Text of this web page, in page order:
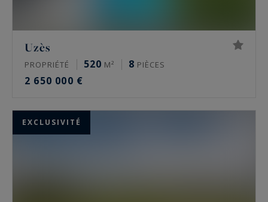
Uzès
PROPRIÉTÉ 520 M² 8 PIÈCES
2 650 000 €
EXCLUSIVITÉ